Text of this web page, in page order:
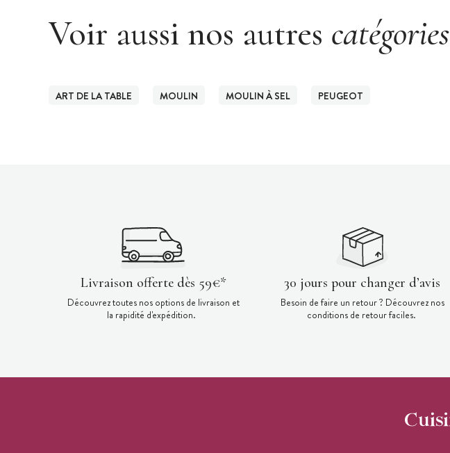
Voir aussi nos autres catégories
ART DE LA TABLE MOULIN MOULIN À SEL PEUGEOT
Livraison offerte dès 59€*
Découvrez toutes nos options de livraison et
la rapidité d'expédition.
30 jours pour changer d’avis
Besoin de faire un retour ? Découvrez nos
conditions de retour faciles.